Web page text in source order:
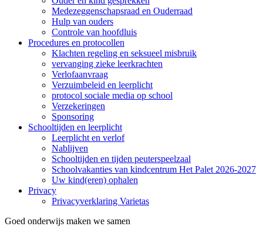
Medezeggenschapsraad en Ouderraad
Hulp van ouders
Controle van hoofdluis
Procedures en protocollen
Klachten regeling en seksueel misbruik
vervanging zieke leerkrachten
Verlofaanvraag
Verzuimbeleid en leerplicht
protocol sociale media op school
Verzekeringen
Sponsoring
Schooltijden en leerplicht
Leerplicht en verlof
Nablijven
Schooltijden en tijden peuterspeelzaal
Schoolvakanties van kindcentrum Het Palet 2026-2027
Uw kind(eren) ophalen
Privacy
Privacyverklaring Varietas
Goed onderwijs maken we samen